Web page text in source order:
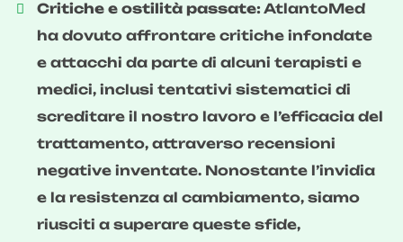
Critiche e ostilità passate: AtlantoMed
ha dovuto affrontare critiche infondate
e attacchi da parte di alcuni terapisti e
medici, inclusi tentativi sistematici di
screditare il nostro lavoro e l’efficacia del
trattamento, attraverso recensioni
negative inventate. Nonostante l’invidia
e la resistenza al cambiamento, siamo
riusciti a superare queste sfide,